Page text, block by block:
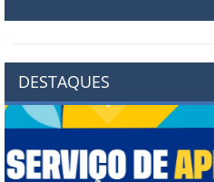
DESTAQUES